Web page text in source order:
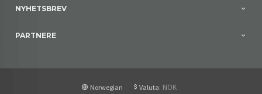
NYHETSBREV
PARTNERE
Norwegian Valuta: NOK